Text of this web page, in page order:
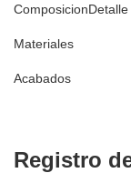
ComposicionDetalle
Materiales
Acabados
Registro